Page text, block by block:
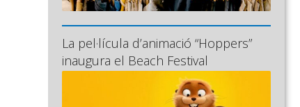
La pel·lícula d’animació “Hoppers”
inaugura el Beach Festival